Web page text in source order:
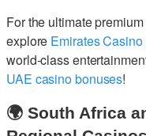
For the ultimate
explore Emirates
world-class
UAE casino bonuses!
🌍 South Africa